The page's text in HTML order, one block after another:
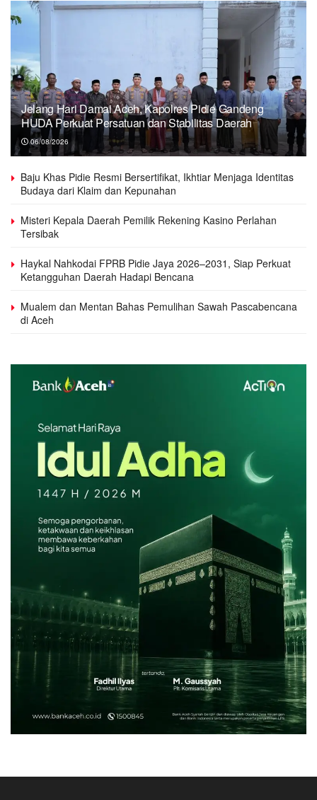
Jelang Hari Damai Aceh, Kapolres Pidie Gandeng
HUDA Perkuat Persatuan dan Stabilitas Daerah
06/08/2026
Baju Khas Pidie Resmi Bersertifikat, Ikhtiar Menjaga Identitas
Budaya dari Klaim dan Kepunahan
Misteri Kepala Daerah Pemilik Rekening Kasino Perlahan
Tersibak
Haykal Nahkodai FPRB Pidie Jaya 2026–2031, Siap Perkuat
Ketangguhan Daerah Hadapi Bencana
Mualem dan Mentan Bahas Pemulihan Sawah Pascabencana
di Aceh